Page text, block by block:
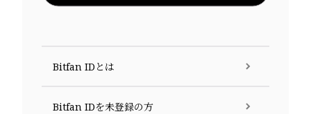
Bitfan IDとは
Bitfan IDを未登録の方